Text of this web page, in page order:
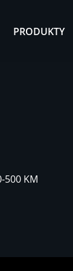
PRODUKTY
500 KM